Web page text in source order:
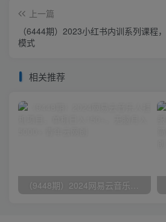
上一篇
（6444期）2023小红书内训系列课程
模式
相关推荐
（9448期）2024网易云音乐人挂机项目，单机日入150+，无脑月入5000+